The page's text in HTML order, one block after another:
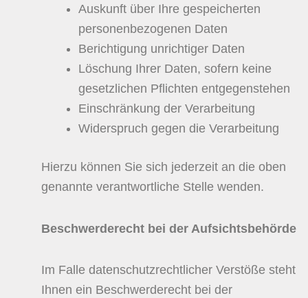
Auskunft über Ihre gespeicherten
personenbezogenen Daten
Berichtigung unrichtiger Daten
Löschung Ihrer Daten, sofern keine
gesetzlichen Pflichten entgegenstehen
Einschränkung der Verarbeitung
Widerspruch gegen die Verarbeitung
Hierzu können Sie sich jederzeit an die oben
genannte verantwortliche Stelle wenden.
Beschwerderecht bei der Aufsichtsbehörde
Im Falle datenschutzrechtlicher Verstöße steht
Ihnen ein Beschwerderecht bei der